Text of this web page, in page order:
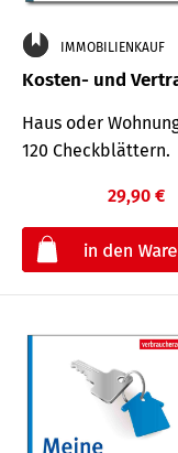
IMMOBILIENKAUF
Kosten- und
Haus oder
120 Check­blättern.
29,90 €